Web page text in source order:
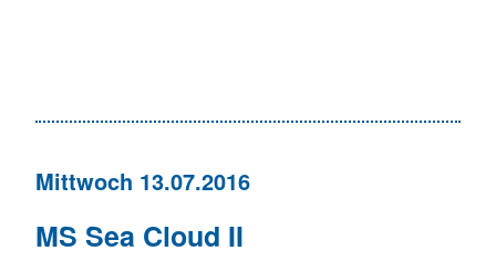
Mittwoch 13.07.2016
MS Sea Cloud II